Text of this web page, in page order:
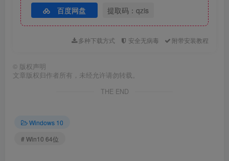
百度网盘 提取码：qzis
多种下载方式 安全无病毒 附带安装教程
© 版权声明
文章版权归作者所有，未经允许请勿转载。
THE END
Windows 10
# Win10 64位